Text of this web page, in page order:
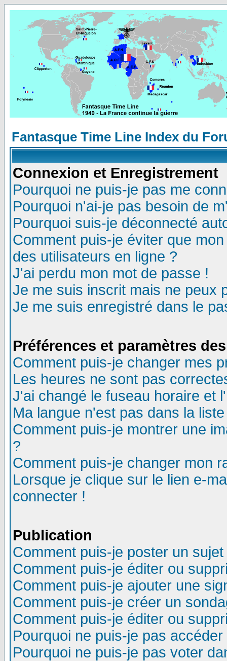
Fantasque Time Line Index du
Connexion et Enregistrement
Pourquoi ne puis-je pas me
Pourquoi n'ai-je pas besoin de
Pourquoi suis-je déconnecté
Comment puis-je éviter que
des utilisateurs en ligne ?
J'ai perdu mon mot de passe !
Je me suis inscrit mais ne peux
Je me suis enregistré dans le
Préférences et paramètres
Comment puis-je changer mes
Les heures ne sont pas
J'ai changé le fuseau horaire et
Ma langue n'est pas dans la
Comment puis-je montrer une
?
Comment puis-je changer mon
Lorsque je clique sur le lien e-
connecter !
Publication
Comment puis-je poster un
Comment puis-je éditer ou
Comment puis-je ajouter une
Comment puis-je créer un
Comment puis-je éditer ou
Pourquoi ne puis-je pas
Pourquoi ne puis-je pas voter